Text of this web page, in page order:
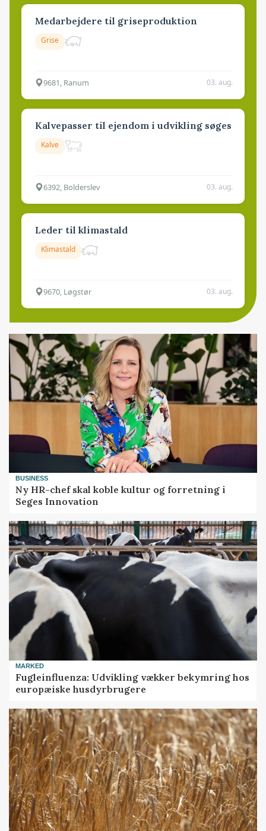
Medarbejdere til griseproduktion
Grise
9681, Ranum 03. aug.
Kalvepasser til ejendom i udvikling søges
Kalve
6392, Bolderslev 03. aug.
Leder til klimastald
Klimastald
9670, Løgstør 03. aug.
BUSINESS
Ny HR-chef skal koble kultur og forretning i
Seges Innovation
MARKED
Fugleinfluenza: Udvikling vækker bekymring hos
europæiske husdyrbrugere